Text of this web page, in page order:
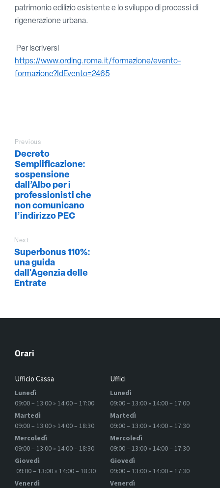
patrimonio edilizio esistente e lo sviluppo di processi di
rigenerazione urbana.
Per iscriversi
https://www.ording.roma.it/formazione/evento-
formazione?IdEvento=2465
Previous
Decreto
Semplificazione:
sospensione
dall’Albo per i
professionisti che
non comunicano
l’indirizzo PEC
Next
Superbonus 110%:
una guida
dall'Agenzia delle
Entrate
Orari
Ufficio Cassa
Lunedì
09:00 – 13:00 » 14:00 – 17:00
Martedì
09:00 – 13:00 » 14:00 – 18:30
Mercoledì
09:00 – 13:00 » 14:00 – 18:30
Giovedì
09:00 – 13:00 » 14:00 – 18:30
Venerdì
Uffici
Lunedì
09:00 – 13:00 » 14:00 – 17:00
Martedì
09:00 – 13:00 » 14:00 – 17:30
Mercoledì
09:00 – 13:00 » 14:00 – 17:30
Giovedì
09:00 – 13:00 » 14:00 – 17:30
Venerdì